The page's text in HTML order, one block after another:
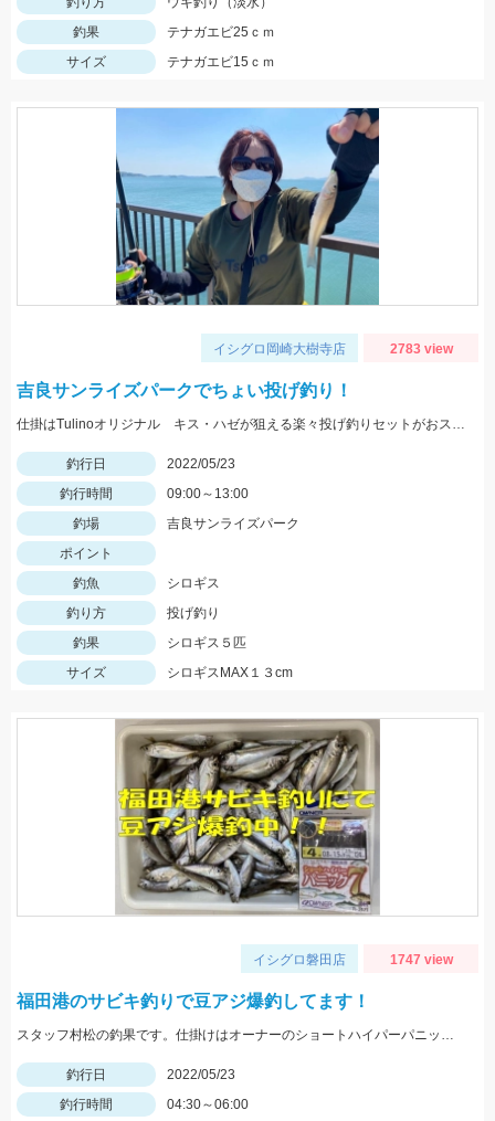
釣果
テナガエビ25ｃｍ
サイズ
テナガエビ15ｃｍ
イシグロ岡崎大樹寺店 2783 view
吉良サンライズパークでちょい投げ釣り！
仕掛はTulinoオリジナル キス・ハゼが狙える楽々投げ釣りセットがおススメです！
釣行日
2022/05/23
釣行時間
09:00～13:00
釣場
吉良サンライズパーク
ポイント
釣魚
シロギス
釣り方
投げ釣り
釣果
シロギス５匹
サイズ
シロギスMAX１３cm
イシグロ磐田店 1747 view
福田港のサビキ釣りで豆アジ爆釣してます！
スタッフ村松の釣果です。仕掛けはオーナーのショートハイパーパニック4号を使用し、にアミエビを付けて釣りました。
釣行日
2022/05/23
釣行時間
04:30～06:00